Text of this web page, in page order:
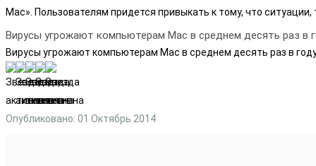
Mac». Пользователям придется привыкать к тому, что
Вирусы угрожают компьютерам Mac в среднем десять раз в
Вирусы угрожают компьютерам Mac в среднем десять раз в
Опубликовано: 01 Октябрь 2014